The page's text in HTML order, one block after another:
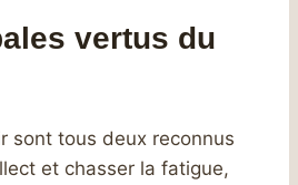
vertus du
sont tous deux reconnus
et chasser la fatigue,